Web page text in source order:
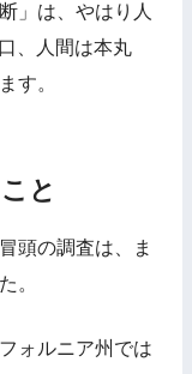
」は、やはり人
、人間は本丸
す。
と
頭の調査は、ま
。
ォルニア州では